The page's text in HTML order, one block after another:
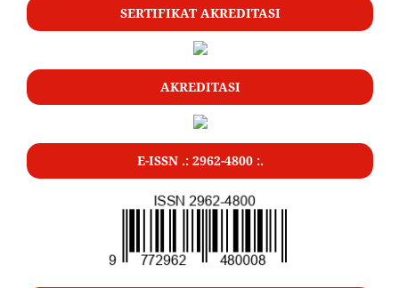
SERTIFIKAT AKREDITASI
AKREDITASI
E-ISSN .: 2962-4800 :.